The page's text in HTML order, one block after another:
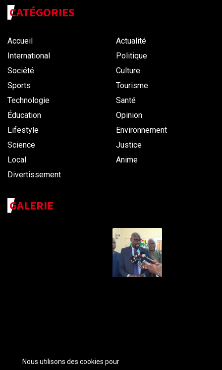
CATÉGORIES
Accueil
Actualité
International
Politique
Société
Culture
Sports
Tourisme
Technologie
Santé
Éducation
Opinion
Lifestyle
Environnement
Science
Justice
Local
Anime
Divertissement
GALERIE
Nous utilisons des cookies pour